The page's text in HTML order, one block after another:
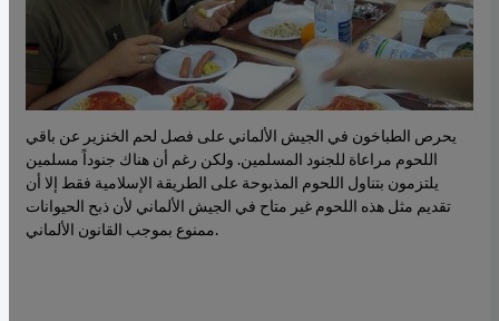
يحرص الطباخون في الجيش الألماني على فصل لحم الخنزير عن باقي
اللحوم مراعاة للجنود المسلمين. ولكن رغم أن هناك جنوداً مسلمين
يلتزمون بتناول اللحوم المذبوحة على الطريقة الإسلامية فقط إلا أن
تقديم مثل هذه اللحوم غير متاح في الجيش الألماني لأن ذبح الحيوانات
ممنوع بموجب القانون الألماني.